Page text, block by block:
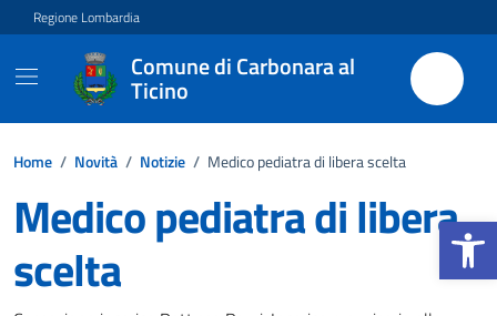
Vai ai contenuti
Vai al footer
Regione Lombardia
Comune di Carbonara al
Ticino
Home / Novità / Notizie / Medico pediatra di libera scelta
Medico pediatra di libera
scelta
Apri la